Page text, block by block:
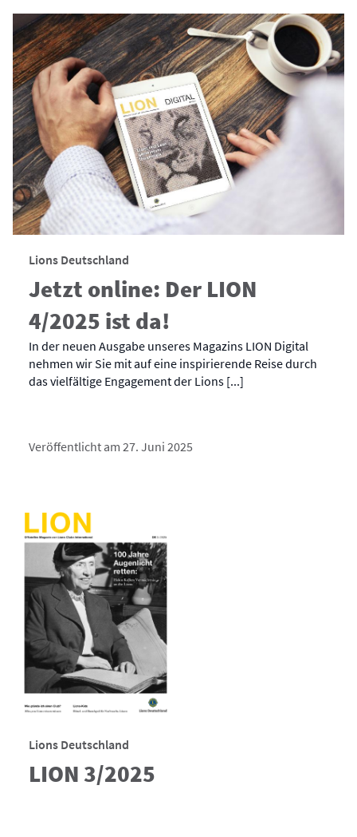
Lions Deutschland
Jetzt online: Der LION
4/2025 ist da!
In der neuen Ausgabe unseres Magazins LION Digital
nehmen wir Sie mit auf eine inspirierende Reise durch
das vielfältige Engagement der Lions [...]
Veröffentlicht am 27. Juni 2025
Lions Deutschland
LION 3/2025